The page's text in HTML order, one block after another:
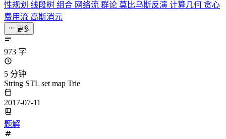
性规划 线段树 组合 网络流 群论 莫比乌斯反演 计算几何 贪心
费用流 高斯消元
更多
973 字
5 分钟
String STL set map Trie
2017-07-11
题解